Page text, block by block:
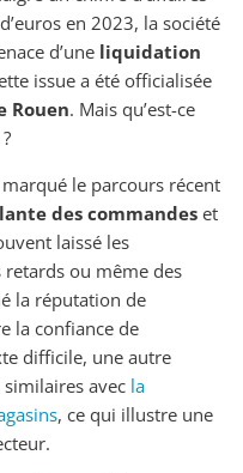
en 2023, la société
d’une liquidation
issue a été officialisée
Rouen. Mais qu’est-ce
le parcours récent
des commandeset
laissé les
ou même des
la réputation de
la confiance de
difficile, une autre
avec la
, ce qui illustre une